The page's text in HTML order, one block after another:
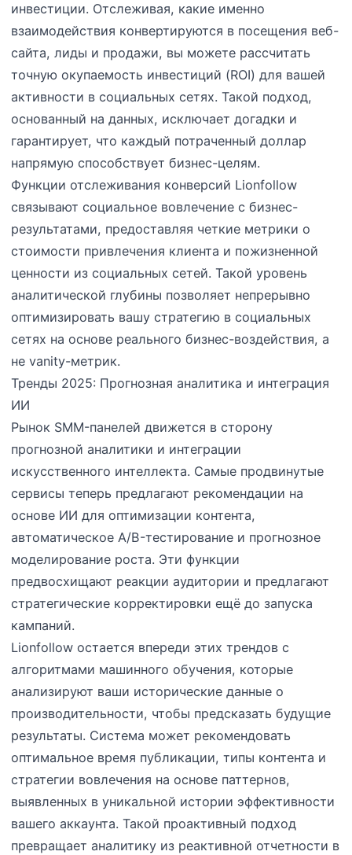
инвестиции. Отслеживая, какие именно
взаимодействия конвертируются в посещения веб-
сайта, лиды и продажи, вы можете рассчитать
точную окупаемость инвестиций (ROI) для вашей
активности в социальных сетях. Такой подход,
основанный на данных, исключает догадки и
гарантирует, что каждый потраченный доллар
напрямую способствует бизнес-целям.
Функции отслеживания конверсий Lionfollow
связывают социальное вовлечение с бизнес-
результатами, предоставляя четкие метрики о
стоимости привлечения клиента и пожизненной
ценности из социальных сетей. Такой уровень
аналитической глубины позволяет непрерывно
оптимизировать вашу стратегию в социальных
сетях на основе реального бизнес-воздействия, а
не vanity-метрик.
Тренды 2025: Прогнозная аналитика и интеграция
ИИ
Рынок SMM-панелей движется в сторону
прогнозной аналитики и интеграции
искусственного интеллекта. Самые продвинутые
сервисы теперь предлагают рекомендации на
основе ИИ для оптимизации контента,
автоматическое A/B-тестирование и прогнозное
моделирование роста. Эти функции
предвосхищают реакции аудитории и предлагают
стратегические корректировки ещё до запуска
кампаний.
Lionfollow остается впереди этих трендов с
алгоритмами машинного обучения, которые
анализируют ваши исторические данные о
производительности, чтобы предсказать будущие
результаты. Система может рекомендовать
оптимальное время публикации, типы контента и
стратегии вовлечения на основе паттернов,
выявленных в уникальной истории эффективности
вашего аккаунта. Такой проактивный подход
превращает аналитику из реактивной отчетности в